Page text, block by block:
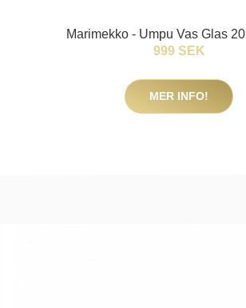
Marimekko - Umpu Vas Glas
999 SEK
MER INFO!